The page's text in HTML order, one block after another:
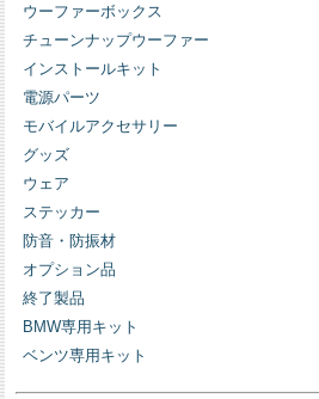
ウーファーボックス
チューンナップウーファー
インストールキット
電源パーツ
モバイルアクセサリー
グッズ
ウェア
ステッカー
防音・防振材
オプション品
終了製品
BMW専用キット
ベンツ専用キット